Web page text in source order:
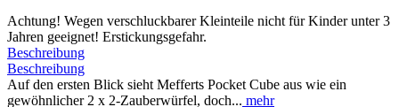
Achtung! Wegen verschluckbarer Kleinteile nicht für Kinder unter 3
Jahren geeignet! Erstickungsgefahr.
Beschreibung
Beschreibung
Auf den ersten Blick sieht Mefferts Pocket Cube aus wie ein
gewöhnlicher 2 x 2-Zauberwürfel, doch... mehr